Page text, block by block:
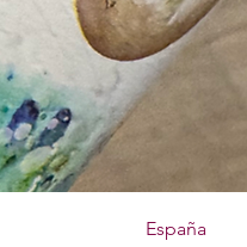
España